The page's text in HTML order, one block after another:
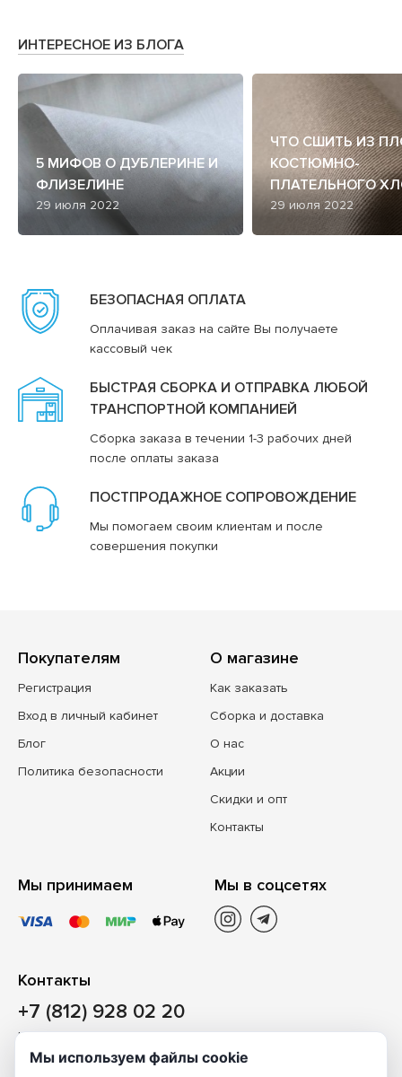
ИНТЕРЕСНОЕ ИЗ БЛОГА
5 МИФОВ О ДУБЛЕРИНЕ И
ФЛИЗЕЛИНЕ
29 июля 2022
ЧТО СШИТЬ ИЗ
КОСТЮМНО-
ПЛАТЕЛЬНОГО
29 июля 2022
БЕЗОПАСНАЯ ОПЛАТА
Оплачивая заказ на сайте Вы получаете
кассовый чек
БЫСТРАЯ СБОРКА И ОТПРАВКА ЛЮБОЙ
ТРАНСПОРТНОЙ КОМПАНИЕЙ
Сборка заказа в течении 1-3 рабочих дней
после оплаты заказа
ПОСТПРОДАЖНОЕ СОПРОВОЖДЕНИЕ
Мы помогаем своим клиентам и после
совершения покупки
Покупателям
Регистрация
Вход в личный кабинет
Блог
Политика безопасности
О магазине
Как заказать
Сборка и доставка
О нас
Акции
Скидки и опт
Контакты
Мы принимаем Мы в соцсетях
Контакты
+7 (812) 928 02 20
Наш магазин
Санкт-Петербург, ул. Ворошилова, д. 2, Литер «Р» (БЦ
Мы используем файлы cookie